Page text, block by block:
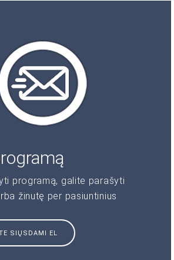
programą, galite parašyti
žinutę per pasiuntinius
SIŲSDAMI EL